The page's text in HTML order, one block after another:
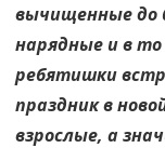
вычищенные до
нарядные и в
ребятишки
праздник в
взрослые, а